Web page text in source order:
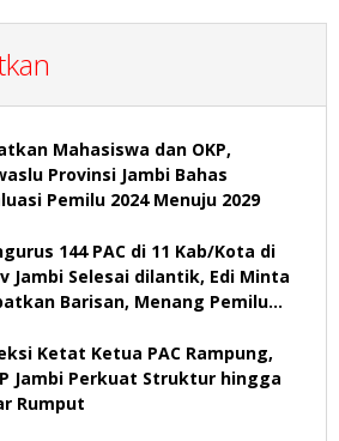
Mahasiswa dan OKP,
Provinsi Jambi Bahas
Pemilu 2024 Menuju 2029
144 PAC di 11 Kab/Kota di
Jambi Selesai dilantik, Edi Minta
Barisan, Menang Pemilu
Ketat Ketua PAC Rampung,
Jambi Perkuat Struktur hingga
Rumput